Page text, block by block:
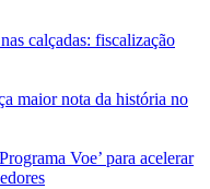
calçadas: fiscalização
maior nota da história no
Voe’ para acelerar